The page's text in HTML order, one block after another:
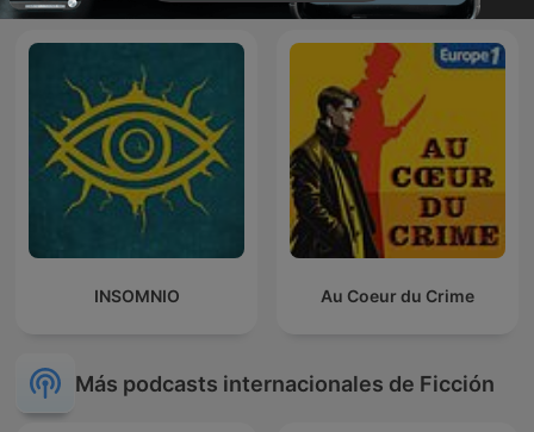
INSOMNIO Au Coeur du Crime
Más podcasts internacionales de Ficción